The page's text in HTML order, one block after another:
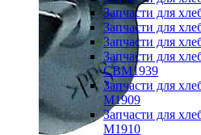
Запчасти для
Запчасти для
Запчасти для
Запчасти для
CBM1939
Запчасти для
M1909
Запчасти для
M1910